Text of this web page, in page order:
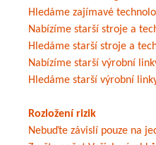
Hledáme zajímavé
Nabízíme starší stroje a
Hledáme starší stroje a
Nabízíme starší výrobní
Hledáme starší výrobní
Rozložení rizik
Nebuďte závislí pouze na